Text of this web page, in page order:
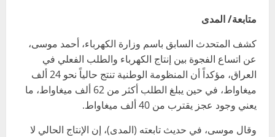
متابعة/ المدى
كشف المتحدث السابق باسم وزارة الكهرباء، أحمد موسى،
عن اتساع الفجوة بين إنتاج الكهرباء والطلب الفعلي في
العراق، مؤكداً أن المنظومة الوطنية تنتج حالياً نحو 24 ألف
ميغاواط، في حين يبلغ الطلب أكثر من 62 ألف ميغاواط، ما
يعني وجود عجز يقترب من 40 ألف ميغاواط.
وقال موسى، في حديث تابعته (المدى)، إن الإنتاج الحالي لا